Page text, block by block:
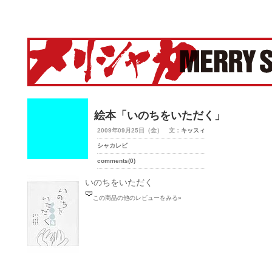
絵本「いのちをいただく」
2009年09月25日（金） 文： キッスィ
シャカレビ
comments(0)
いのちをいただく
この商品の他のレビューをみる»